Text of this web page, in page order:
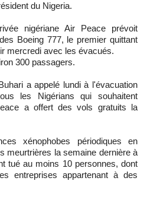
du Nigeria.
nigériane Air Peace prévoit
Boeing 777, le premier quittant
mercredi avec les évacués.
300 passagers.
a appelé lundi à l'évacuation
les Nigérians qui souhaitent
a offert des vols gratuits la
xénophobes périodiques en
meurtrières la semaine dernière à
tué au moins 10 personnes, dont
entreprises appartenant à des